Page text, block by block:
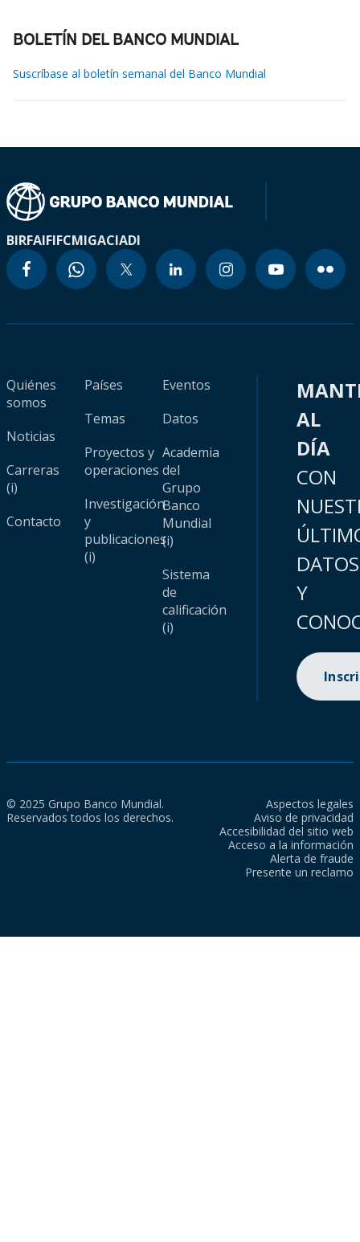
BOLETÍN DEL BANCO MUNDIAL
Suscríbase al boletín semanal del Banco Mundial
BIRFAIFIFCMIGACIADI
Quiénes
somos
Noticias
Carreras
(i)
Contacto
Países
Temas
Proyectos y
operaciones
Investigación
y
publicaciones
(i)
Eventos
Datos
Academia
del
Grupo
Banco
Mundial
(i)
Sistema
de
calificación
(i)
AL
DÍA
CON
DATOS
Y
© 2025 Grupo Banco Mundial.
Reservados todos los derechos.
Aspectos legales
Aviso de privacidad
Accesibilidad del sitio web
Acceso a la información
Alerta de fraude
Presente un reclamo